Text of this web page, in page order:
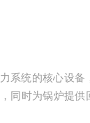
系统的核心设备
同时为锅炉提供